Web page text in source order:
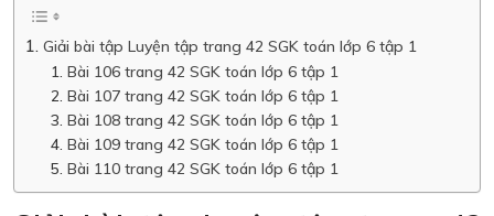
Giải bài tập Luyện tập trang 42 SGK toán lớp 6 tập 1
Bài 106 trang 42 SGK toán lớp 6 tập 1
Bài 107 trang 42 SGK toán lớp 6 tập 1
Bài 108 trang 42 SGK toán lớp 6 tập 1
Bài 109 trang 42 SGK toán lớp 6 tập 1
Bài 110 trang 42 SGK toán lớp 6 tập 1